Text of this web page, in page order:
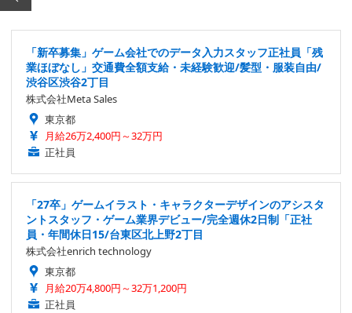
「新卒募集」ゲーム会社でのデータ入力スタッフ正社員「残
業ほぼなし」交通費全額支給・未経験歓迎/髪型・服装自由/
渋谷区渋谷2丁目
株式会社Meta Sales
東京都
月給26万2,400円～32万円
正社員
「27卒」ゲームイラスト・キャラクターデザインのアシスタ
ントスタッフ・ゲーム業界デビュー/完全週休2日制「正社
員・年間休日15/台東区北上野2丁目
株式会社enrich technology
東京都
月給20万4,800円～32万1,200円
正社員